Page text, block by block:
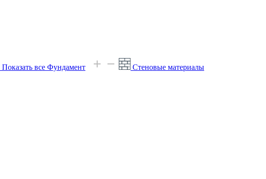
Показать все Фундамент Стеновые материалы